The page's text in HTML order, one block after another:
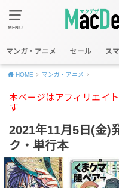
MENU
マンガ・アニメ セール ス
HOME マンガ・アニメ
本ページはアフィリエイ
す
2021年11月5日(金)
ク・単行本